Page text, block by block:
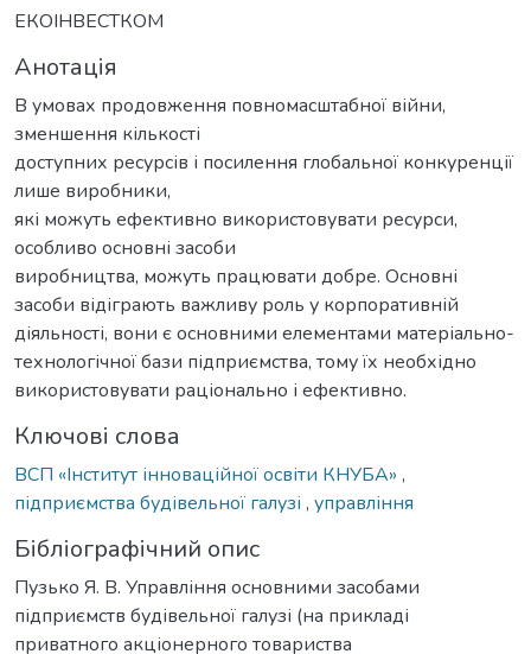
ЕКОІНВЕСТКОМ
Анотація
В умовах продовження повномасштабної війни,
зменшення кількості
доступних ресурсів і посилення глобальної конкуренції
лише виробники,
які можуть ефективно використовувати ресурси,
особливо основні засоби
виробництва, можуть працювати добре. Основні
засоби відіграють важливу роль у корпоративній
діяльності, вони є основними елементами матеріально-
технологічної бази підприємства, тому їх необхідно
використовувати раціонально і ефективно.
Ключові слова
ВСП «Інститут інноваційної освіти КНУБА» ,
підприємства будівельної галузі , управління
Бібліографічний опис
Пузько Я. В. Управління основними засобами
підприємств будівельної галузі (на прикладі
приватного акціонерного товариства